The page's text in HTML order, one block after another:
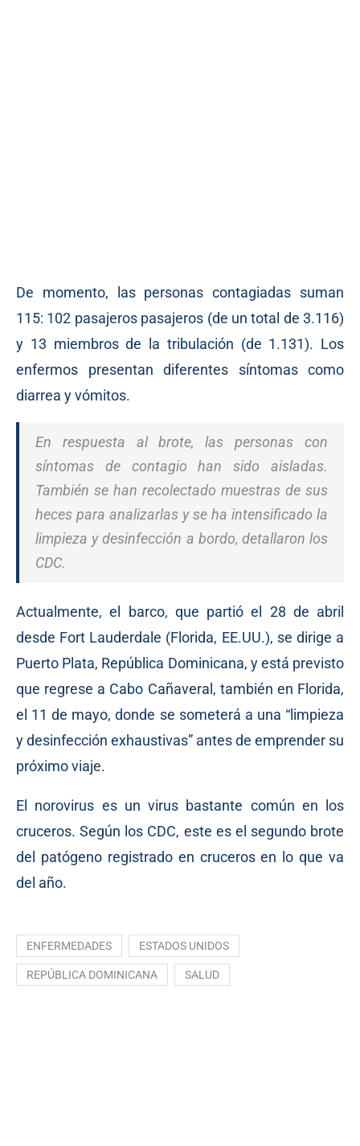
De momento, las personas contagiadas suman
115: 102 pasajeros pasajeros (de un total de 3.116)
y 13 miembros de la tribulación (de 1.131). Los
enfermos presentan diferentes síntomas como
diarrea y vómitos.
En respuesta al brote, las personas con
síntomas de contagio han sido aisladas.
También se han recolectado muestras de sus
heces para analizarlas y se ha intensificado la
limpieza y desinfección a bordo, detallaron los
CDC.
Actualmente, el barco, que partió el 28 de abril
desde Fort Lauderdale (Florida, EE.UU.), se dirige a
Puerto Plata, República Dominicana, y está previsto
que regrese a Cabo Cañaveral, también en Florida,
el 11 de mayo, donde se someterá a una “limpieza
y desinfección exhaustivas” antes de emprender su
próximo viaje.
El norovirus es un virus bastante común en los
cruceros. Según los CDC, este es el segundo brote
del patógeno registrado en cruceros en lo que va
del año.
ENFERMEDADES ESTADOS UNIDOS
REPÚBLICA DOMINICANA SALUD